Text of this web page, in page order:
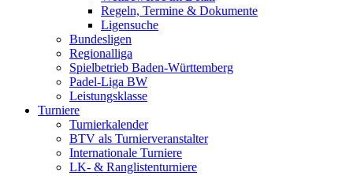
Regeln, Termine & Dokumente
Ligensuche
Bundesligen
Regionalliga
Spielbetrieb Baden-Württemberg
Padel-Liga BW
Leistungsklasse
Turniere
Turnierkalender
BTV als Turnierveranstalter
Internationale Turniere
LK- & Ranglistenturniere